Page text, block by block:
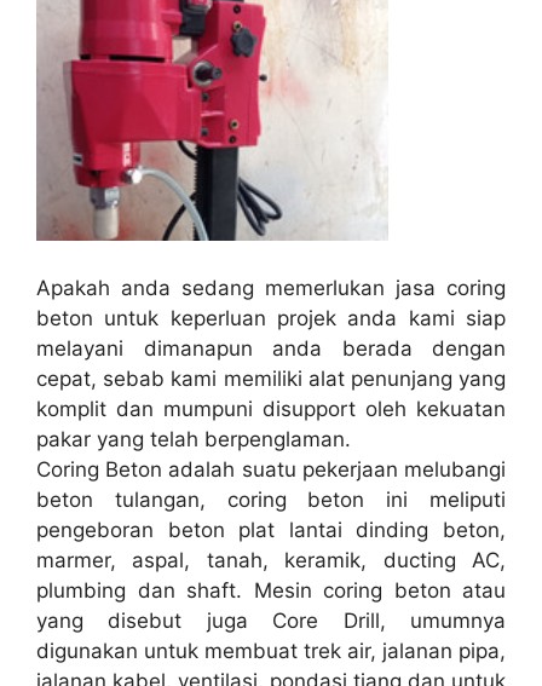
Apakah anda sedang memerlukan jasa coring
beton untuk keperluan projek anda kami siap
melayani dimanapun anda berada dengan
cepat, sebab kami memiliki alat penunjang yang
komplit dan mumpuni disupport oleh kekuatan
pakar yang telah berpenglaman.
Coring Beton adalah suatu pekerjaan melubangi
beton tulangan, coring beton ini meliputi
pengeboran beton plat lantai dinding beton,
marmer, aspal, tanah, keramik, ducting AC,
plumbing dan shaft. Mesin coring beton atau
yang disebut juga Core Drill, umumnya
digunakan untuk membuat trek air, jalanan pipa,